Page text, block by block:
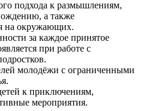
подхода к размышлениям,
а также
на окружающих.
за каждое принятое
при работе с
молодёжи с ограниченными
к приключениям,
мероприятия.